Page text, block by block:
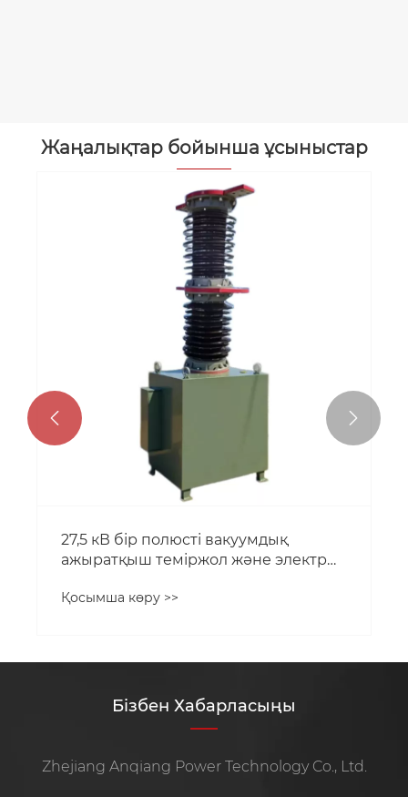
Жаңалықтар бойынша ұсыныстар
27,5 кВ бір полюсті вакуумдық
ажыратқыш теміржол және электр
жақсартады?
Қосымша көру >>
 
Бізбен Хабарласыңы
Zhejiang Anqiang Power Technology Co., Ltd.